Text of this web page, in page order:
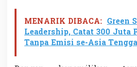
t
R
U
P
MENARIK DIBACA: Green
Leadership, Catat 300 Juta
Tanpa Emisi se-Asia